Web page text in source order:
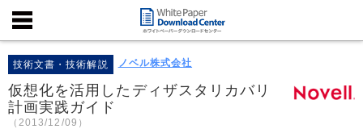
技術文書・技術解説 ノベル株式会社
仮想化を活用したディザスタリカバリ
計画実践ガイド
（2013/12/09）